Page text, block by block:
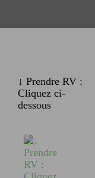
↓ Prendre RV :
Cliquez ci-
dessous